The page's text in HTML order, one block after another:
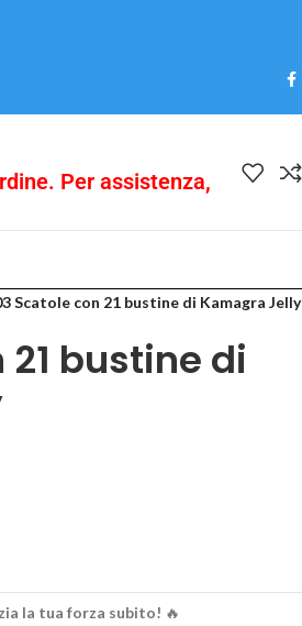
Per assistenza,
Scatole con 21 bustine di Kamagra Jelly
bustine di
la tua forza subito! 🔥